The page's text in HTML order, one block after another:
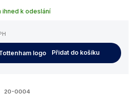
ihned k odeslání
Přidat do košíku
20-0004